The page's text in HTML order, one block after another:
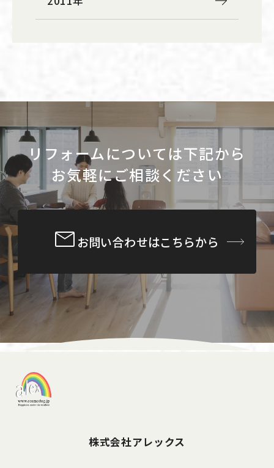
リフォームについては下記から
お気軽にご相談ください
お問い合わせはこちらから
株式会社アレックス